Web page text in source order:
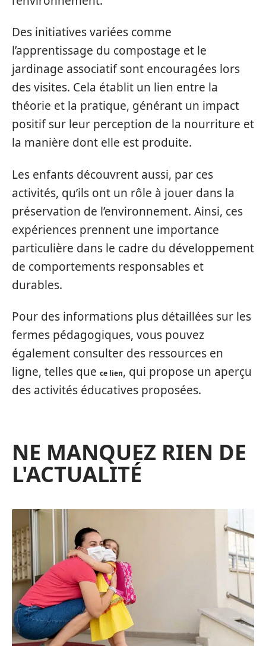
Des initiatives variées comme
l’apprentissage du compostage et le
jardinage associatif sont encouragées lors
des visites. Cela établit un lien entre la
théorie et la pratique, générant un impact
positif sur leur perception de la nourriture et
la manière dont elle est produite.
Les enfants découvrent aussi, par ces
activités, qu’ils ont un rôle à jouer dans la
préservation de l’environnement. Ainsi, ces
expériences prennent une importance
particulière dans le cadre du développement
de comportements responsables et
durables.
Pour des informations plus détaillées sur les
fermes pédagogiques, vous pouvez
également consulter des ressources en
ligne, telles que ce lien, qui propose un aperçu
des activités éducatives proposées.
NE MANQUEZ RIEN DE
L'ACTUALITÉ